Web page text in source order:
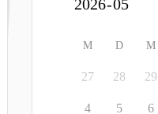
M D M
27 28 29
4 5 6